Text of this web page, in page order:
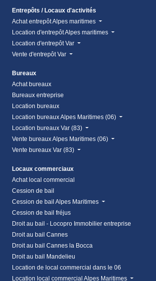
Entrepôts / Locaux d'activités
Achat entrepôt Alpes maritimes
Location d'entrepôt Alpes maritimes
Location d'entrepôt Var
Vente d'entrepôt Var
Bureaux
Achat bureaux
Bureaux entreprise
Location bureaux
Location bureaux Alpes Maritimes (06)
Location bureaux Var (83)
Vente bureaux Alpes Maritimes (06)
Vente bureaux Var (83)
Locaux commerciaux
Achat local commercial
Cession de bail
Cession de bail Alpes Maritimes
Cession de bail fréjus
Droit au bail - Locopro Immobilier entreprise
Droit au bail Cannes
Droit au bail Cannes la Bocca
Droit au bail Mandelieu
Location de local commercial dans le 06
Location local commercial Alpes Maritimes